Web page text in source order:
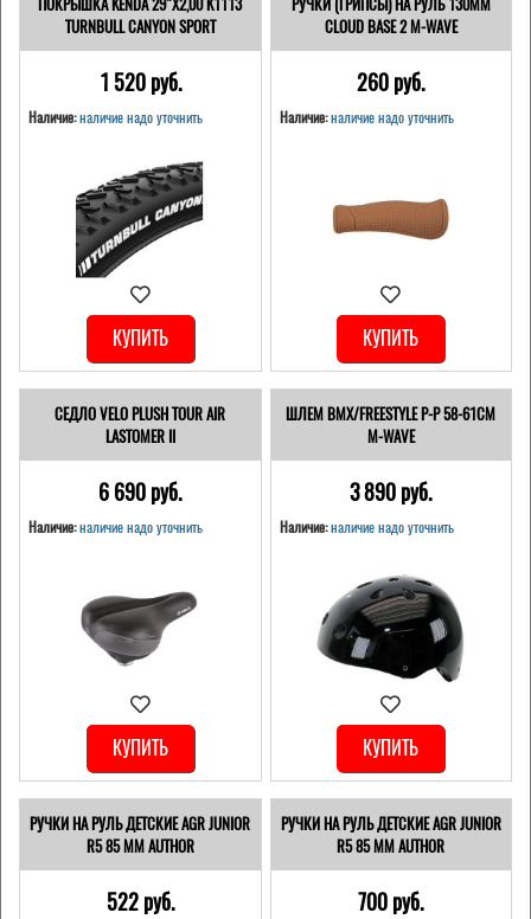
TURNBULL CANYON SPORT
1 520 pуб.
Наличие:наличие надо уточнить
КУПИТЬ
CLOUD BASE 2 M-WAVE
260 pуб.
Наличие: наличие надо уточнить
КУПИТЬ
СЕДЛО VELO PLUSH TOUR AIR
LASTOMER II
6 690 pуб.
Наличие:наличие надо уточнить
КУПИТЬ
ШЛЕМ ВМХ/FREESTYLE Р-Р 58-61СМ
M-WAVE
3 890 pуб.
Наличие: наличие надо уточнить
КУПИТЬ
РУЧКИ НА РУЛЬ ДЕТСКИЕ AGR JUNIOR
R5 85 ММ AUTHOR
522 pуб.
РУЧКИ НА РУЛЬ ДЕТСКИЕ AGR JUNIOR
R5 85 ММ AUTHOR
700 pуб.